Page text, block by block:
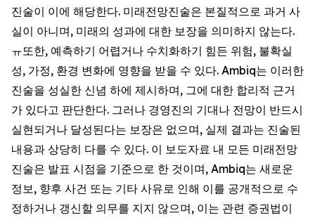
진술이 이에 해당한다. 미래전망진술은 본질적으로 과거 사
실이 아니며, 미래의 성과에 대한 보장을 의미하지 않는다.
ㅠ또한, 예측하기 어렵거나 수치화하기 힘든 위험, 불확실
성, 가정, 환경 변화에 영향을 받을 수 있다. Ambiq는 이러한
진술을 성실한 신념 하에 제시하며, 그에 대한 합리적 근거
가 있다고 판단한다. 그러나 경영진의 기대나 전망이 반드시
실현되거나 달성된다는 보장은 없으며, 실제 결과는 진술된
내용과 상당히 다를 수 있다. 이 보도자료 내 모든 미래전망
진술은 발표 시점을 기준으로 한 것이며, Ambiq는 새로운
정보, 향후 사건 또는 기타 사유로 인해 이를 공개적으로 수
정하거나 갱신할 의무를 지지 않으며, 이는 관련 증권법이